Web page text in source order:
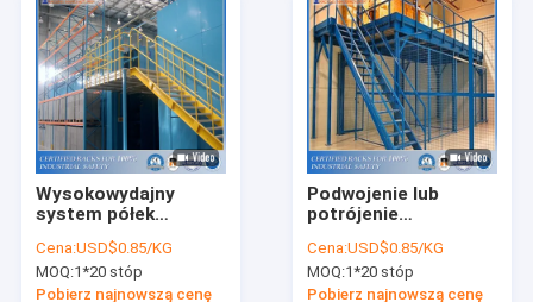
Wysokowydajny
system półek
przestrzennego
Cena:USD$0.85/KG
MOQ:1*20 stóp
Pobierz najnowszą cenę
Podwojenie lub
potrójenie
powierzchni
magazynowych
Cena:USD$0.85/KG
MOQ:1*20 stóp
Pobierz najnowszą cenę